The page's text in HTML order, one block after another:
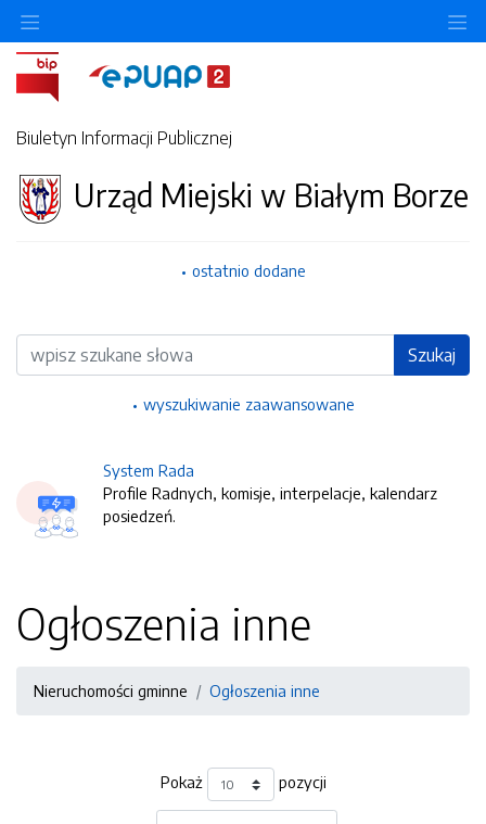
Biuletyn Informacji Publicznej
Urząd Miejski w Białym Borze
ostatnio dodane
Wyszukiwarka Szukaj
wyszukiwanie zaawansowane
System Rada
Profile Radnych, komisje, interpelacje, kalendarz
posiedzeń.
Ogłoszenia inne
Nieruchomości gminne Ogłoszenia inne
Pokaż pozycji